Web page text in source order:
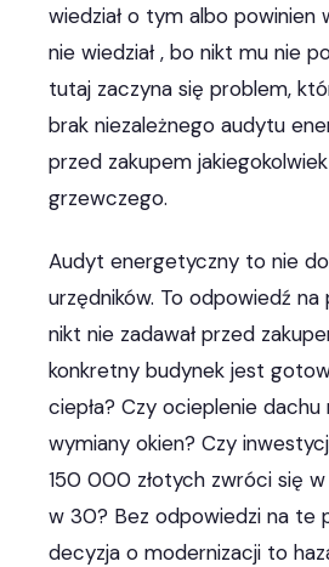
wiedział o tym albo powinien
nie wiedział , bo nikt mu nie
tutaj zaczyna się problem,
brak niezależnego audytu
przed zakupem
grzewczego.
Audyt energetyczny to nie
urzędników. To odpowiedź
nikt nie zadawał przed
konkretny budynek jest
ciepła? Czy ocieplenie dachu
wymiany okien? Czy
150 000 złotych zwróci się
w 30? Bez odpowiedzi na te
decyzja o modernizacji to